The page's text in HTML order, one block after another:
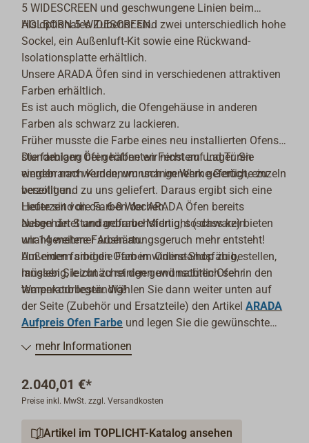
5 WIDESCREEN und geschwungene Linien beim
HOLBORN 5 WIDESCREEN.
Als optionales Zubehör sind zwei unterschiedlich hohe
Sockel, ein Außenluft-Kit sowie eine Rückwand-
Isolationsplatte erhältlich.
Unsere ARADA Öfen sind in verschiedenen attraktiven
Farben erhältlich.
Es ist auch möglich, die Ofengehäuse in anderen
Farben als schwarz zu lackieren.
Früher musste die Farbe eines neu installierten Ofens
stundenlang bei geöffneten Fenstern und Türen
eingebrannt werden, um unangenehme Gerüche zu
beseitigen.
Heute sind die Farben der ARADA Öfen bereits
ausgehärtet und gebrauchsfertig, so dass kein
unangenehmer Aushärtungsgeruch mehr entsteht!
Außerdem sind die Farben widerstandsfähig,
langlebig, leicht zu reinigen und natürlich sehr
temperaturbeständig!
Die farbigen Öfen haben wir nicht auf Lager. Sie
werden nach Kundenwunsch im Werk gefertigt, einzeln
verzollt und zu uns geliefert. Daraus ergibt sich eine
Lieferzeit von ca. 6-8 Wochen.
Neben der Standardfarbe Midnight (schwarz) bieten
wir 14 weitere Farben an.
Um einen farbigen Ofen im Online-Shop zu bestellen,
müssen Sie zunächst den gewünschten Ofen in den
Warenkorb legen. Wählen Sie dann weiter unten auf
der Seite (Zubehör und Ersatzteile) den ArtikelARADA
Aufpreis Ofen Farbe und legen Sie die gewünschte
Farbe ebenfalls in den Warenkorb.
mehr Informationen
2.040,01 €*
Preise inkl. MwSt. zzgl. Versandkosten
Artikel im TOPLICHT-Katalog ansehen